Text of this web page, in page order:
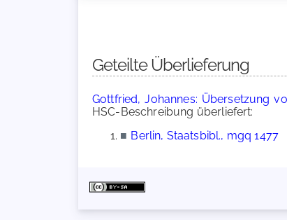
Geteilte Überlieferung
Gottfried, Johannes: Übersetzung
HSC-Beschreibung überliefert:
■ Berlin, Staatsbibl., mgq 1477